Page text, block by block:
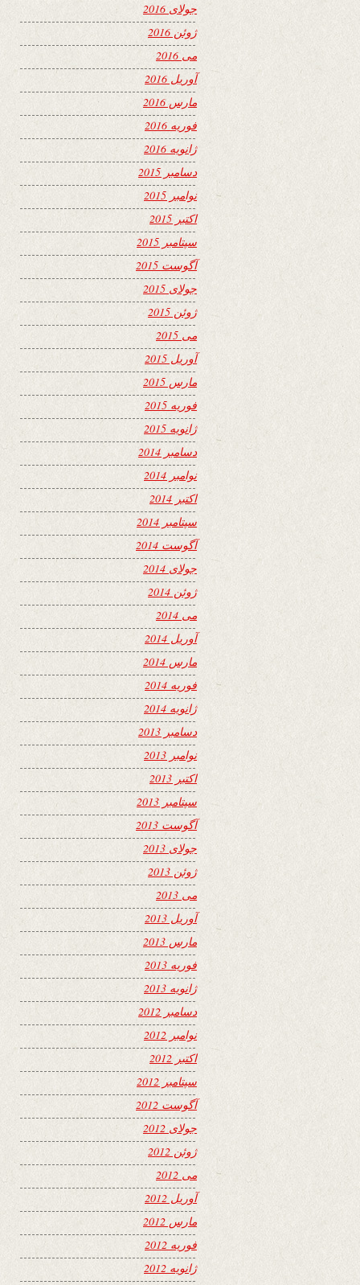
جولای 2016
ژوئن 2016
می 2016
آوریل 2016
مارس 2016
فوریه 2016
ژانویه 2016
دسامبر 2015
نوامبر 2015
اکتبر 2015
سپتامبر 2015
آگوست 2015
جولای 2015
ژوئن 2015
می 2015
آوریل 2015
مارس 2015
فوریه 2015
ژانویه 2015
دسامبر 2014
نوامبر 2014
اکتبر 2014
سپتامبر 2014
آگوست 2014
جولای 2014
ژوئن 2014
می 2014
آوریل 2014
مارس 2014
فوریه 2014
ژانویه 2014
دسامبر 2013
نوامبر 2013
اکتبر 2013
سپتامبر 2013
آگوست 2013
جولای 2013
ژوئن 2013
می 2013
آوریل 2013
مارس 2013
فوریه 2013
ژانویه 2013
دسامبر 2012
نوامبر 2012
اکتبر 2012
سپتامبر 2012
آگوست 2012
جولای 2012
ژوئن 2012
می 2012
آوریل 2012
مارس 2012
فوریه 2012
ژانویه 2012